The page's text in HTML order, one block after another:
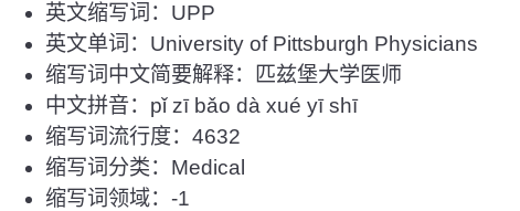
英文缩写词：UPP
英文单词：University of Pittsburgh Physicians
缩写词中文简要解释：匹兹堡大学医师
中文拼音：pǐ zī bǎo dà xué yī shī
缩写词流行度：4632
缩写词分类：Medical
缩写词领域：-1